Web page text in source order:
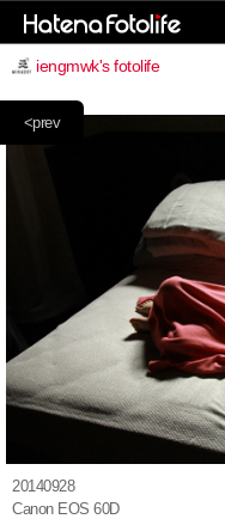
iengmwk's fotolife
<prev
20140928
Canon EOS 60D